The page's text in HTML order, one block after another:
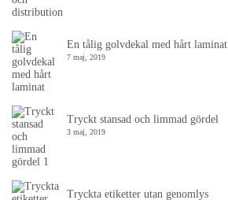
En tålig golvdekal med hårt laminat
7 maj, 2019
Tryckt stansad och limmad gördel
3 maj, 2019
Tryckta etiketter utan genomlys